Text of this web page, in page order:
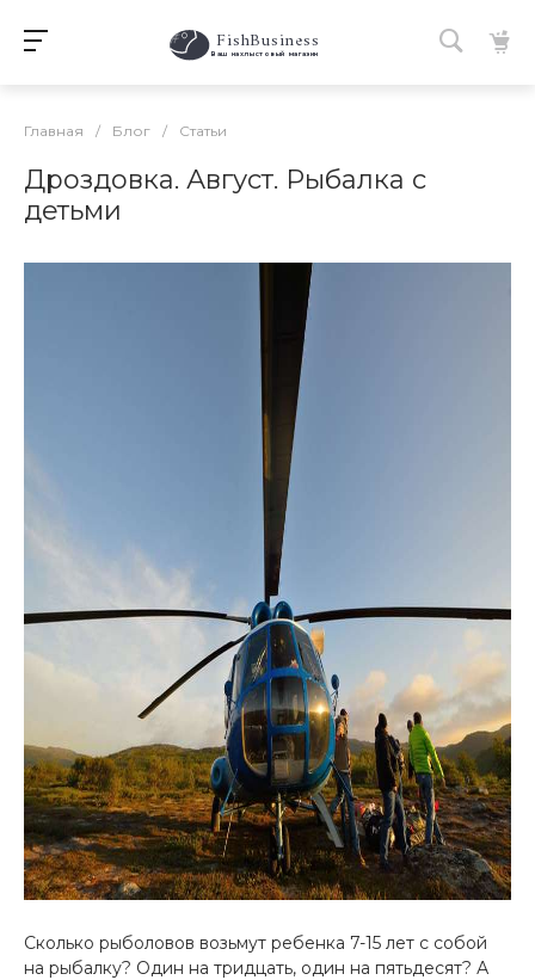
FishBusiness
Ваш нахлыстовый магазин
Главная / Блог / Статьи
Дроздовка. Август. Рыбалка с
детьми
Сколько рыболовов возьмут ребенка 7-15 лет с собой
на рыбалку? Один на тридцать, один на пятьдесят? А